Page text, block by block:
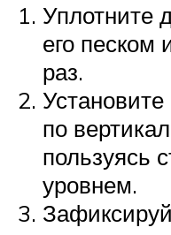
Уплотните
его песком
раз.
по
пользуясь
уровнем.